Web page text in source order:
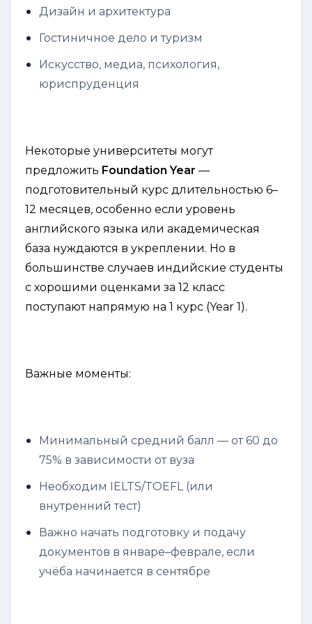
Дизайн и архитектура
Гостиничное дело и туризм
Искусство, медиа, психология,
юриспруденция
Некоторые университеты могут
предложить Foundation Year —
подготовительный курс длительностью 6–
12 месяцев, особенно если уровень
английского языка или академическая
база нуждаются в укреплении. Но в
большинстве случаев индийские студенты
с хорошими оценками за 12 класс
поступают напрямую на 1 курс (Year 1).
Важные моменты:
Минимальный средний балл — от 60 до
75% в зависимости от вуза
Необходим IELTS/TOEFL (или
внутренний тест)
Важно начать подготовку и подачу
документов в январе–феврале, если
учёба начинается в сентябре